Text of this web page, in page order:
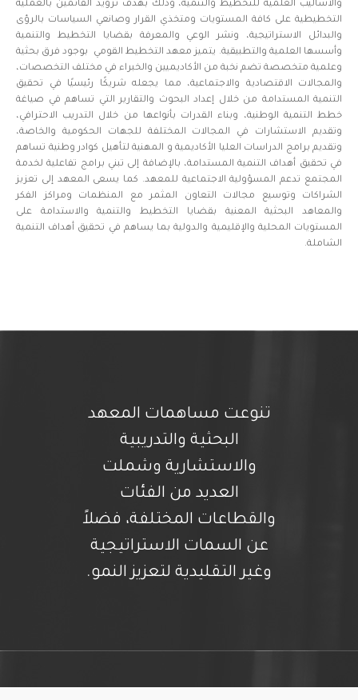
والأساليب العلمية للتخطيط والتنمية، وذلك بهدف تزويد القائمين بالعملية
التخطيطية على كافة المستويات ومتخذي القرار وصانعي السياسات بالرؤى
والبدائل الاستراتيجية، ونشر الوعي والمعرفة بقضايا التخطيط والتنمية
وأسسها العلمية والتطبيقية. يتميز معهد التخطيط القومي بوجود فرق بحثية
وعلمية متخصصة تضم نخبة من الأكاديميين والخبراء في مختلف التخصصات،
والمجالات الاقتصادية والاجتماعية، مما يجعله شريكًا رئيسيًا في تحقيق
التنمية المستدامة من خلال إعداد البحوث والتقارير التي تساهم في صياغة
خطط التنمية الوطنية، وبناء القدرات بأنواعها من خلال التدريب الاحترافي،
وتقديم الاستشارات في المجالات المختلفة للجهات الحكومية والخاصة،
وتقديم برامج الدراسات العليا الأكاديمية و المهنية لتأهيل كوادر وطنية تساهم
في تحقيق أهداف التنمية المستدامة، بالإضافة إلى تبني برامج تفاعلية لخدمة
المجتمع تدعم المسؤولية الاجتماعية للمعهد. كما يسعى المعهد إلى تعزيز
الشراكات وتوسيع مجالات التعاون المثمر مع المنظمات ومراكز الفكر
والمعاهد البحثية المعنية بقضايا التخطيط والتنمية والاستدامة على
المستويات المحلية والإقليمية والدولية بما يساهم في تحقيق أهداف التنمية
الشاملة.
تنوعت مساهمات المعهد
البحثية والتدريبية
والاستشارية وشملت
العديد من الفئات
والقطاعات المختلفة، فضلاً
عن السمات الاستراتيجية
وغير التقليدية لتعزيز النمو.